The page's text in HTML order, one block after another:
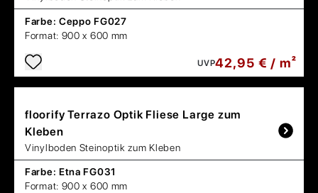
Farbe: Ceppo FG027
Format: 900 x 600 mm
UVP42,95 € / m²
floorify Terrazo Optik Fliese Large zum
Kleben
Vinylboden Steinoptik zum Kleben
Farbe: Etna FG031
Format: 900 x 600 mm